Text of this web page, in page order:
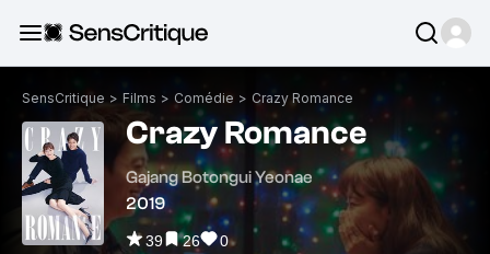
SensCritique > Films > Comédie > Crazy Romance
Crazy Romance
Gajang Botongui Yeonae
2019
39 26 0